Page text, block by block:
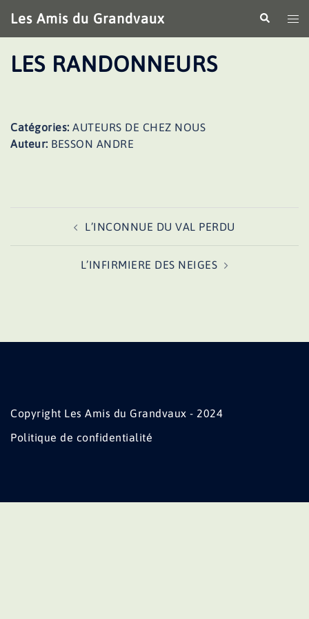
au
contenu
Les Amis du Grandvaux
le
LES RANDONNEURS
Catégories: AUTEURS DE CHEZ NOUS
Auteur: BESSON ANDRE
d’article
L’INCONNUE DU VAL PERDU
L’INFIRMIERE DES NEIGES
Copyright Les Amis du Grandvaux - 2024
Politique de confidentialité